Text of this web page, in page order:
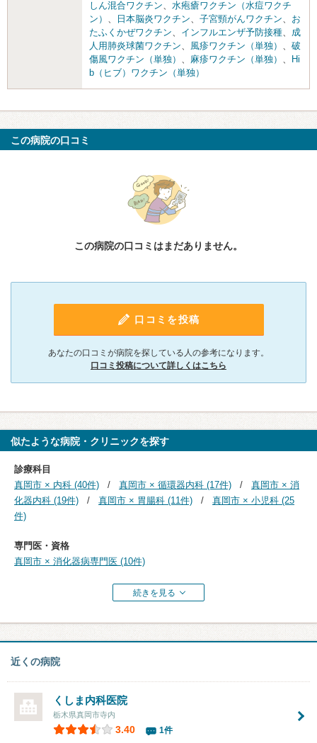
しん混合ワクチン、 水疱瘡ワクチン（水痘ワクチ
ン） 、 日本脳炎ワクチン、 子宮頸がんワクチン、 お
たふくかぜワクチン、 インフルエンザ予防接種、 成
人用肺炎球菌ワクチン、 風疹ワクチン（単独） 、 破
傷風ワクチン（単独） 、 麻疹ワクチン（単独） 、
Hi
b（ヒブ）ワクチン（単独）
この病院の口コミ
この病院の口コミはまだありません。
口コミを投稿
あなたの口コミが病院を探している人の参考になります。
口コミ投稿について詳しくはこちら
似たような病院・クリニックを探す
診療科目
真岡市 × 内科 (40件)
真岡市 × 循環器内科 (17件)
真岡市 × 消
化器内科 (19件)
真岡市 × 胃腸科 (11件)
真岡市 × 小児科 (25
件)
専門医・資格
真岡市 × 消化器病専門医 (10件)
続きを見る
近くの病院
くしま内科医院
栃木県真岡市寺内
3.40 1件